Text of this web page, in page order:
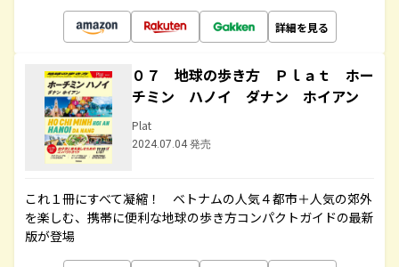
詳細を見る
０７ 地球の歩き方 Ｐｌａｔ ホー
チミン ハノイ ダナン ホイアン
Plat
2024.07.04 発売
これ１冊にすべて凝縮！ ベトナムの人気４都市＋人気の郊外
を楽しむ、携帯に便利な地球の歩き方コンパクトガイドの最新
版が登場